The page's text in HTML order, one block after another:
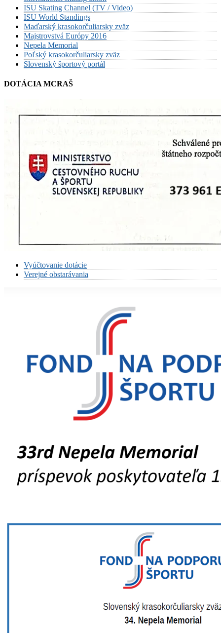
ISU Skating Channel (TV / Video)
ISU World Standings
Maďarský krasokorčuliarsky zväz
Majstrovstvá Európy 2016
Nepela Memorial
Poľský krasokorčuliarsky zväz
Slovenský športový portál
DOTÁCIA MCRAŠ
Vyúčtovanie dotácie
Verejné obstarávania